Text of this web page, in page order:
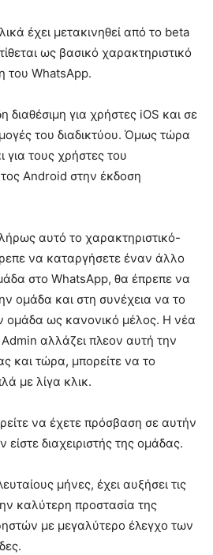
έχει μετακινηθεί από το beta
ως βασικό χαρακτηριστικό
του WhatsApp.
διαθέσιμη για χρήστες iOS και σε
του διαδικτύου. Όμως τώρα
για τους χρήστες του
Android στην έκδοση
αυτό το χαρακτηριστικό-
να καταργήσετε έναν άλλο
στο WhatsApp, θα έπρεπε να
ομάδα και στη συνέχεια να το
ομάδα ως κανονικό μέλος. Η νέα
αλλάζει πλεον αυτή την
και τώρα, μπορείτε να το
με λίγα κλικ.
να έχετε πρόσβαση σε αυτήν
είστε διαχειριστής της ομάδας.
μήνες, έχει αυξήσει τις
καλύτερη προστασία της
με μεγαλύτερο έλεγχο των